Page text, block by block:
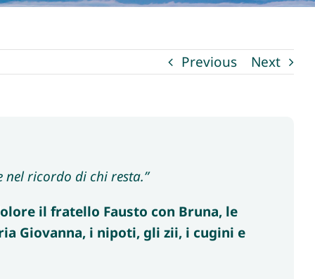
Previous Next
nel ricordo di chi resta.”
il fratello Fausto con Bruna, le
Giovanna, i nipoti, gli zii, i cugini e